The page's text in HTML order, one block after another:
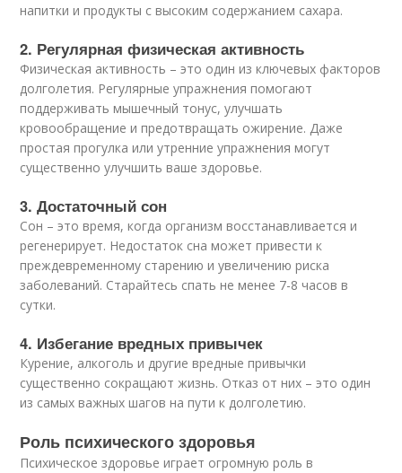
напитки и продукты с высоким содержанием сахара.
2. Регулярная физическая активность
Физическая активность – это один из ключевых факторов
долголетия. Регулярные упражнения помогают
поддерживать мышечный тонус, улучшать
кровообращение и предотвращать ожирение. Даже
простая прогулка или утренние упражнения могут
существенно улучшить ваше здоровье.
3. Достаточный сон
Сон – это время, когда организм восстанавливается и
регенерирует. Недостаток сна может привести к
преждевременному старению и увеличению риска
заболеваний. Старайтесь спать не менее 7-8 часов в
сутки.
4. Избегание вредных привычек
Курение, алкоголь и другие вредные привычки
существенно сокращают жизнь. Отказ от них – это один
из самых важных шагов на пути к долголетию.
Роль психического здоровья
Психическое здоровье играет огромную роль в